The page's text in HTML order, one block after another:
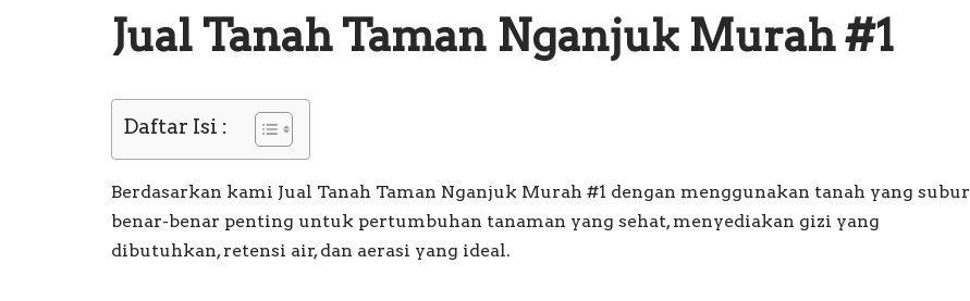
Jual Tanah Taman Nganjuk Murah #1
Daftar Isi :
Berdasarkan kami Jual Tanah Taman Nganjuk Murah #1 dengan menggunakan tanah yang subur
benar-benar penting untuk pertumbuhan tanaman yang sehat, menyediakan gizi yang
dibutuhkan, retensi air, dan aerasi yang ideal.